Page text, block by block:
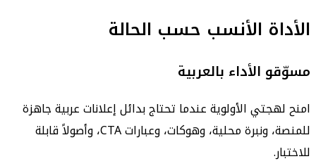
الأداة الأنسب حسب الحالة
مسوّقو الأداء بالعربية
امنح لهجتي الأولوية عندما تحتاج بدائل إعلانات عربية جاهزة
للمنصة، ونبرة محلية، وهوكات، وعبارات CTA، وأصولاً قابلة
للاختبار.